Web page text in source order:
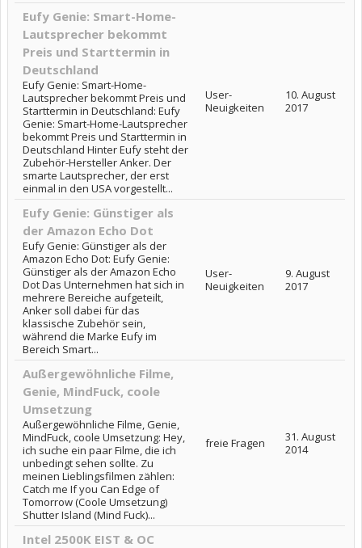
Eufy Genie: Smart-Home-
Lautsprecher bekommt
Preis und Starttermin in
Deutschland
Eufy Genie: Smart-Home-
Lautsprecher bekommt Preis und
Starttermin in Deutschland: Eufy
Genie: Smart-Home-Lautsprecher
bekommt Preis und Starttermin in
Deutschland Hinter Eufy steht der
Zubehör-Hersteller Anker. Der
smarte Lautsprecher, der erst
einmal in den USA vorgestellt...
User-
Neuigkeiten
10. August
2017
Eufy Genie: Günstiger als
der Amazon Echo Dot
Eufy Genie: Günstiger als der
Amazon Echo Dot: Eufy Genie:
Günstiger als der Amazon Echo
Dot Das Unternehmen hat sich in
mehrere Bereiche aufgeteilt,
Anker soll dabei für das
klassische Zubehör sein,
während die Marke Eufy im
Bereich Smart...
User-
Neuigkeiten
9. August
2017
Außergewöhnliche Filme,
Genie, MindFuck, coole
Umsetzung
Außergewöhnliche Filme, Genie,
MindFuck, coole Umsetzung: Hey,
ich suche ein paar Filme, die ich
unbedingt sehen sollte. Zu
meinen Lieblingsfilmen zählen:
Catch me If you Can Edge of
Tomorrow (Coole Umsetzung)
Shutter Island (Mind Fuck)...
freie Fragen
31. August
2014
Intel 2500K EIST & OC